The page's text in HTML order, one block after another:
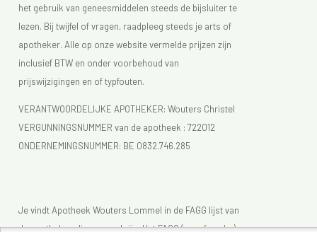
het gebruik van geneesmiddelen steeds de bijsluiter te
lezen. Bij twijfel of vragen, raadpleeg steeds je arts of
apotheker. Alle op onze website vermelde prijzen zijn
inclusief BTW en onder voorbehoud van
prijswijzigingen en of typfouten.
VERANTWOORDELIJKE APOTHEKER: Wouters Christel
VERGUNNINGSNUMMER van de apotheek : 722012
ONDERNEMINGSNUMMER: BE 0832.746.285
Je vindt Apotheek Wouters Lommel in de FAGG lijst van
de apotheken die vergund zijn. Het FAGG (www.fagg.be)